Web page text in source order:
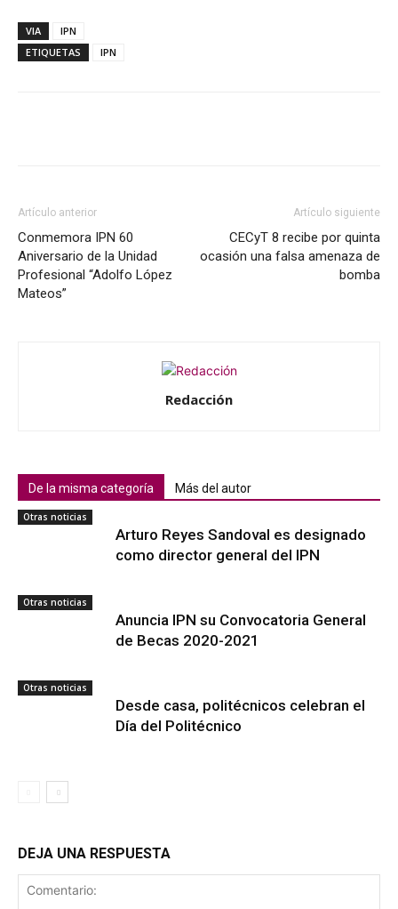
VIA
IPN
ETIQUETAS
IPN
Artículo anterior
Conmemora IPN 60
Aniversario de la Unidad
Profesional “Adolfo López
Mateos”
Artículo siguiente
CECyT 8 recibe por quinta
ocasión una falsa amenaza de
bomba
Redacción
De la misma categoría Más del autor
Otras noticias
Arturo Reyes Sandoval es designado
como director general del IPN
Otras noticias
Anuncia IPN su Convocatoria General
de Becas 2020-2021
Otras noticias
Desde casa, politécnicos celebran el
Día del Politécnico
DEJA UNA RESPUESTA